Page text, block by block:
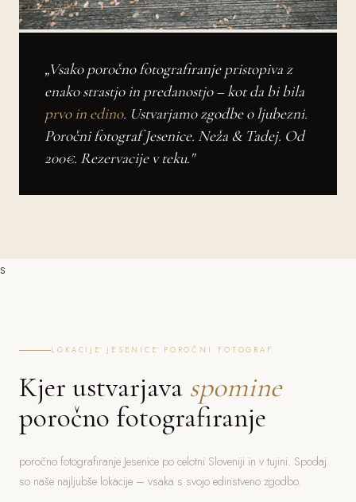
„Vsako poročno fotografiranje pristopiva z
enako strastjo in predanostjo – kot da bi bila
prvo in edino. Ustvarjamo zgodbe o ljubezni.
Poročni fotograf Jesenice. Neža & Tadej. Od
200€. Rezervacije v teku."
s
LOKACIJE JESENICE POROČNI FOTOGRAF
Kjer ustvarjava spomine
poročno fotografiranje
poročno fotografiranje Jesenice po celotni Sloveniji in v tujini. Spodaj
so naše najljubše lokacije – vsaka s svojo edinstveno zgodbo.